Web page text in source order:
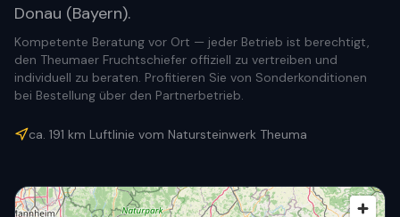
Donau (Bayern).
Kompetente Beratung vor Ort — jeder Betrieb ist berechtigt,
den Theumaer Fruchtschiefer offiziell zu vertreiben und
individuell zu beraten. Profitieren Sie von Sonderkonditionen
bei Bestellung über den Partnerbetrieb.
ca. 191 km Luftlinie vom Natursteinwerk Theuma